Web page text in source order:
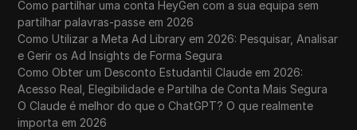
Como partilhar uma conta HeyGen com a sua equipa sem
partilhar palavras-passe em 2026
Como Utilizar a Meta Ad Library em 2026: Pesquisar, Analisar
e Gerir os Ad Insights de Forma Segura
Como Obter um Desconto Estudantil Claude em 2026:
Acesso Real, Elegibilidade e Partilha de Conta Mais Segura
O Claude é melhor do que o ChatGPT? O que realmente
importa em 2026